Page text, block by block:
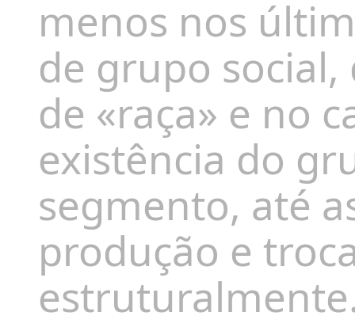
menos nos
de grupo
de «raça» e no
existência do
segmento, até
produção e